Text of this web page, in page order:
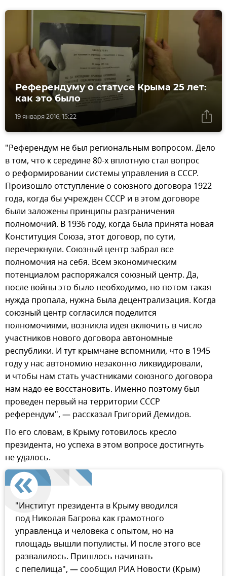
19 января 2016, 15:22
Референдуму о статусе Крыма 25 лет:
как это было
"Референдум не был региональным вопросом. Дело
в том, что к середине 80-х вплотную стал вопрос
о реформировании системы управления в СССР.
Произошло отступление о союзного договора 1922
года, когда бы учрежден СССР и в этом договоре
были заложены принципы разграничения
полномочий. В 1936 году, когда была принята новая
Конституция Союза, этот договор, по сути,
перечеркнули. Союзный центр забрал все
полномочия на себя. Всем экономическим
потенциалом распоряжался союзный центр. Да,
после войны это было необходимо, но потом такая
нужда пропала, нужна была децентрализация. Когда
союзный центр согласился поделится
полномочиями, возникла идея включить в число
участников нового договора автономные
республики. И тут крымчане вспомнили, что в 1945
году у нас автономию незаконно ликвидировали,
и чтобы нам стать участниками союзного договора
нам надо ее восстановить. Именно поэтому был
проведен первый на территории СССР
референдум", — рассказал Григорий Демидов.
По его словам, в Крыму готовилось кресло
президента, но успеха в этом вопросе достигнуть
не удалось.
"Институт президента в Крыму вводился
под Николая Багрова как грамотного
управленца и человека с опытом, но на
площадь вышли популисты. И после этого все
развалилось. Пришлось начинать
с пепелища", — сообщил РИА Новости (Крым)